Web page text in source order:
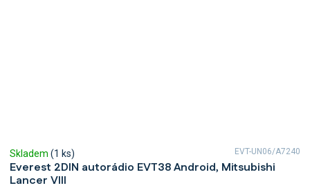
Everest 2DIN autorádio EVT38 Android, Mitsubishi
Lancer VIII
Skladem (1 ks) EVT-UN06/A7240